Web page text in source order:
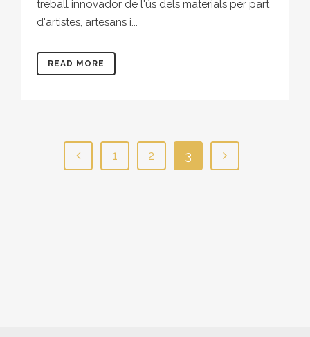
treball innovador de l'ús dels materials per part
d'artistes, artesans i...
READ MORE
1 2 3